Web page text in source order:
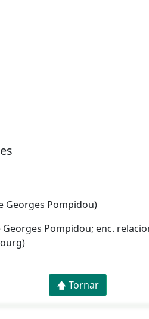
Georges Pompidou)
Georges Pompidou; enc.
🡅 Tornar